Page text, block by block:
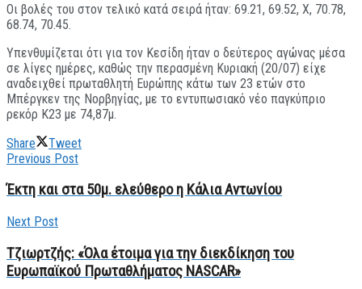
Οι βολές του στον τελικό κατά σειρά ήταν: 69.21, 69.52, X, 70.78,
68.74, 70.45.
Υπενθυμίζεται ότι για τον Κεσίδη ήταν ο δεύτερος αγώνας μέσα
σε λίγες ημέρες, καθώς την περασμένη Κυριακή (20/07) είχε
αναδειχθεί πρωταθλητή Ευρώπης κάτω των 23 ετών στο
Μπέργκεν της Νορβηγίας, με το εντυπωσιακό νέο παγκύπριο
ρεκόρ Κ23 με 74,87μ.
Share
Tweet
Previous Post
Έκτη και στα 50μ. ελεύθερο η Κάλια Αντωνίου
Next Post
Τζιωρτζής: «Όλα έτοιμα για την διεκδίκηση του
Ευρωπαϊκού Πρωταθλήματος NASCAR»